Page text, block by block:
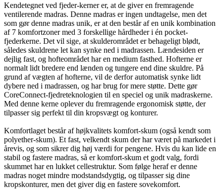
Kendetegnet ved fjeder-kerner er, at de giver en fremragende
ventilerende madras. Denne madras er ingen undtagelse, men det
som gør denne madras unik, er at den består af en unik kombination
af 7 komfortzoner med 3 forskellige hårdheder i én pocket-
fjederkerne. Det vil sige, at skulderområdet er behageligt blødt,
således skuldrene let kan synke ned i madrassen. Lændesiden er
dejlig fast, og hofteområdet har en medium fasthed. Hofterne er
normalt lidt bredere end lænden og tungere end dine skuldre. På
grund af vægten af hofterne, vil de derfor automatisk synke lidt
dybere ned i madrassen, og har brug for mere støtte. Dette gør
CoreConnect-fjedreteknologien til en speciel og unik madraskerne.
Med denne kerne oplever du fremragende ergonomisk støtte, der
tilpasser sig perfekt til din kropsvægt og konturer.
Komfortlaget består af højkvalitets komfort-skum (også kendt som
polyether-skum). Et fast, velkendt skum der har været på markedet i
årevis, og som sikrer dig høj værdi for pengene. Hvis du kan lide en
stabil og fastere madras, så er komfort-skum et godt valg, fordi
skummet har en lukket cellestruktur. Som følge heraf er denne
madras noget mindre modstandsdygtig, og tilpasser sig dine
kropskonturer, men det giver dig en fastere sovekomfort.